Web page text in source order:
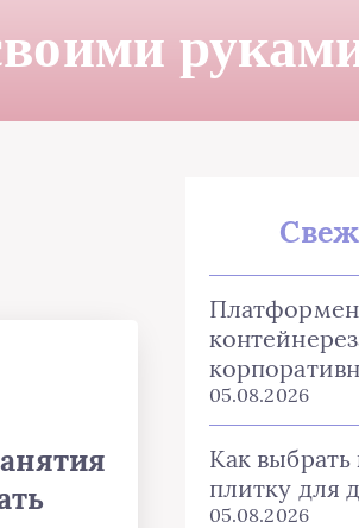
05.08.2026
Как
плитку для
05.08.2026